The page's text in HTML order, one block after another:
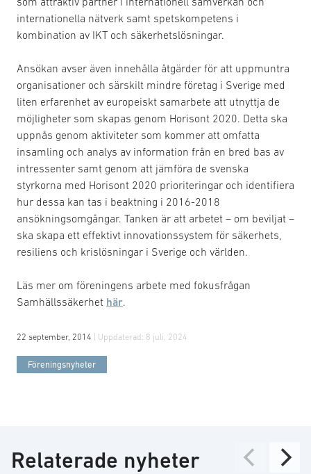
internationella nätverk samt spetskompetens i
kombination av IKT och säkerhetslösningar.
Ansökan avser även innehålla åtgärder för att uppmuntra
organisationer och särskilt mindre företag i Sverige med
liten erfarenhet av europeiskt samarbete att utnyttja de
möjligheter som skapas genom Horisont 2020. Detta ska
uppnås genom aktiviteter som kommer att omfatta
insamling och analys av information från en bred bas av
intressenter samt genom att jämföra de svenska
styrkorna med Horisont 2020 prioriteringar och identifiera
hur dessa kan tas i beaktning i 2016-2018
ansökningsomgångar. Tanken är att arbetet – om beviljat –
ska skapa ett effektivt innovationssystem för säkerhets,
resiliens och krislösningar i Sverige och världen.
Läs mer om föreningens arbete med fokusfrågan
Samhällssäkerhet här.
22 september, 2014 | Uppdaterad: 8 juli, 2024
Föreningsnyheter
Relaterade nyheter